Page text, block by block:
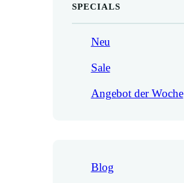
SPECIALS
Neu
Sale
Angebot der Woche
Blog